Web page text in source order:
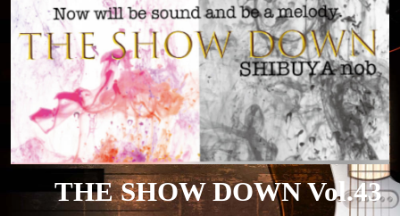
THE SHOW DOWN Vol.43